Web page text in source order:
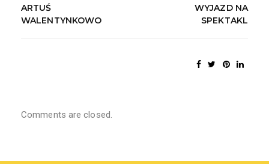
ARTUŚ
WALENTYNKOWO
WYJAZD NA
SPEKTAKL
Comments are closed.